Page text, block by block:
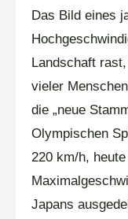
Das Bild eines
Landschaft
vieler
die „neue
Olympischen
220 km/h,
Japans